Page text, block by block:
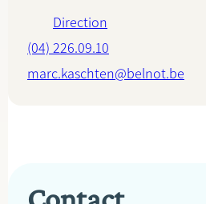
Direction
(04) 226.09.10
marc.kaschten@belnot.be